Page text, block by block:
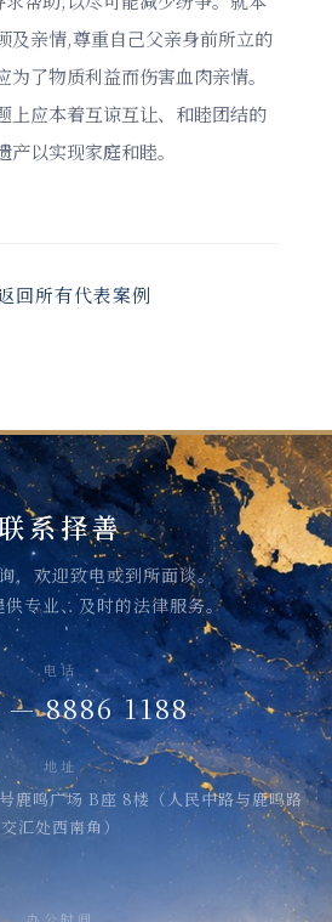
及亲情,尊重自己父亲身前所立的
了物质利益而伤害血肉亲情。
上应本着互谅互让、和睦团结的
以实现家庭和睦。
回所有代表案例
系择善
，欢迎致电或到所面谈。
专业、及时的法律服务。
电话
— 8886 1188
地址
鹿鸣广场 B座 8楼（人民中路与鹿鸣路
交汇处西南角）